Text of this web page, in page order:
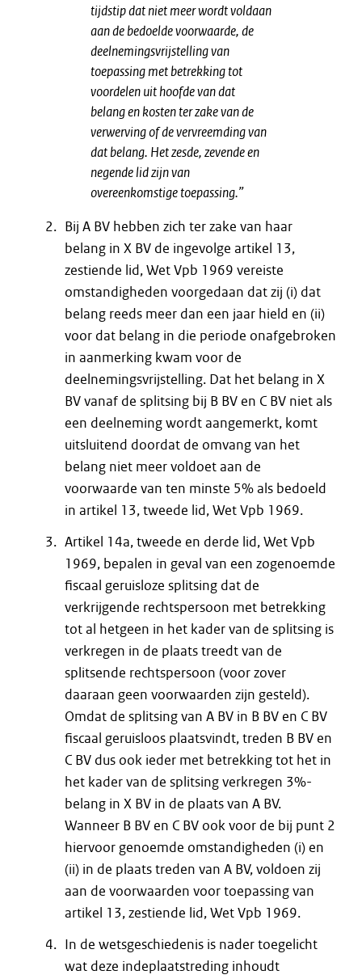
tijdstip dat niet meer wordt voldaan
aan de bedoelde voorwaarde, de
deelnemingsvrijstelling van
toepassing met betrekking tot
voordelen uit hoofde van dat
belang en kosten ter zake van de
verwerving of de vervreemding van
dat belang. Het zesde, zevende en
negende lid zijn van
overeenkomstige toepassing.”
Bij A BV hebben zich ter zake van haar
belang in X BV de ingevolge artikel 13,
zestiende lid, Wet Vpb 1969 vereiste
omstandigheden voorgedaan dat zij (i) dat
belang reeds meer dan een jaar hield en (ii)
voor dat belang in die periode onafgebroken
in aanmerking kwam voor de
deelnemingsvrijstelling. Dat het belang in X
BV vanaf de splitsing bij B BV en C BV niet als
een deelneming wordt aangemerkt, komt
uitsluitend doordat de omvang van het
belang niet meer voldoet aan de
voorwaarde van ten minste 5% als bedoeld
in artikel 13, tweede lid, Wet Vpb 1969.
Artikel 14a, tweede en derde lid, Wet Vpb
1969, bepalen in geval van een zogenoemde
fiscaal geruisloze splitsing dat de
verkrijgende rechtspersoon met betrekking
tot al hetgeen in het kader van de splitsing is
verkregen in de plaats treedt van de
splitsende rechtspersoon (voor zover
daaraan geen voorwaarden zijn gesteld).
Omdat de splitsing van A BV in B BV en C BV
fiscaal geruisloos plaatsvindt, treden B BV en
C BV dus ook ieder met betrekking tot het in
het kader van de splitsing verkregen 3%-
belang in X BV in de plaats van A BV.
Wanneer B BV en C BV ook voor de bij punt 2
hiervoor genoemde omstandigheden (i) en
(ii) in de plaats treden van A BV, voldoen zij
aan de voorwaarden voor toepassing van
artikel 13, zestiende lid, Wet Vpb 1969.
In de wetsgeschiedenis is nader toegelicht
wat deze indeplaatstreding inhoudt